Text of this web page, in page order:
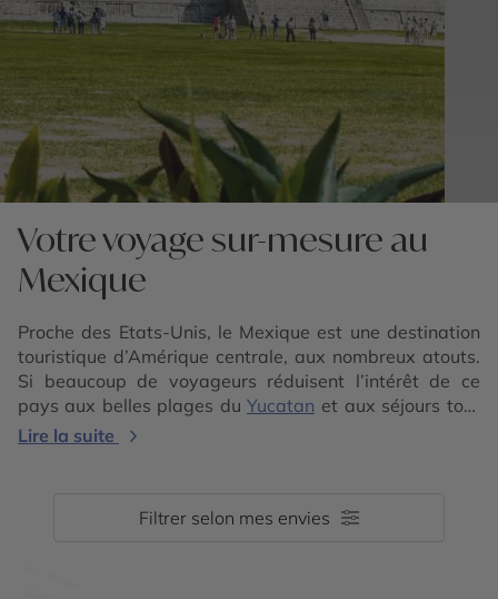
Votre voyage sur-mesure au
Mexique
Proche des Etats-Unis, le Mexique est une destination
touristique d’Amérique centrale, aux nombreux atouts.
Si beaucoup de voyageurs réduisent l’intérêt de ce
pays aux belles plages du Yucatan et aux séjours tout
inclus, nous avons pris le parti de vous présenter les
battus, avec location de voiture, voyages organisés en
Lire la suite
Filtrer selon mes envies